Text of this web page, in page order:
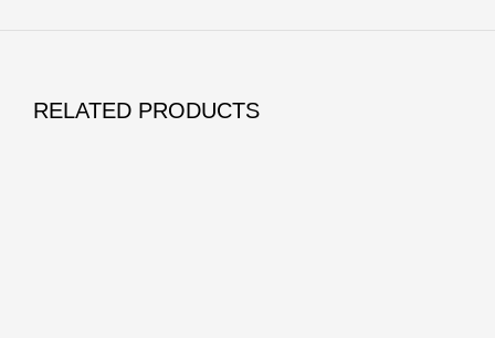
RELATED PRODUCTS